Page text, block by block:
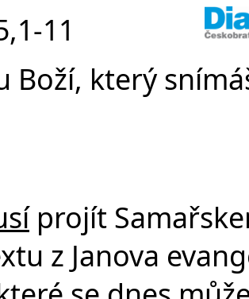
11
Boží, který
projít
z Janova